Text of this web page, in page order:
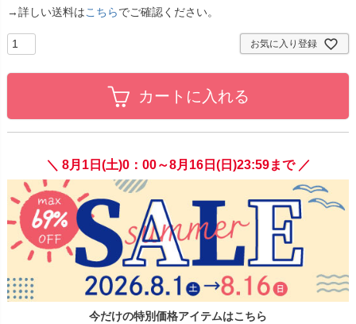
→詳しい送料はこちらでご確認ください。
お気に入り登録
カートに入れる
＼ 8月1日(土)0：00～8月16日(日)23:59まで ／
今だけの特別価格アイテムはこちら